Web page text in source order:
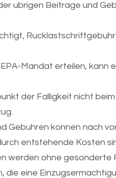
ubrigen Beitrage und
Mandat erteilen,
der Falligkeit nicht
Gebuhren konnen nach
entstehende Kosten
werden ohne gesonderte
die eine